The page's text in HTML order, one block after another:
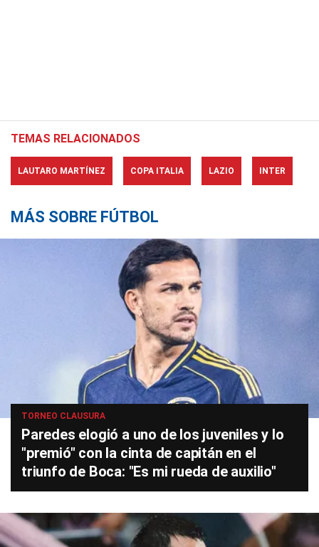
TEMAS RELACIONADOS
LAUTARO MARTÍNEZ COPA ITALIA LAZIO INTER
MÁS SOBRE FÚTBOL
TORNEO CLAUSURA
Paredes elogió a uno de los juveniles y lo
"premió" con la cinta de capitán en el
triunfo de Boca: "Es mi rueda de auxilio"